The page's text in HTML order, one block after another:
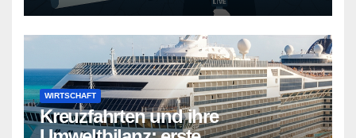
WIRTSCHAFT
Kreuzfahrten und ihre